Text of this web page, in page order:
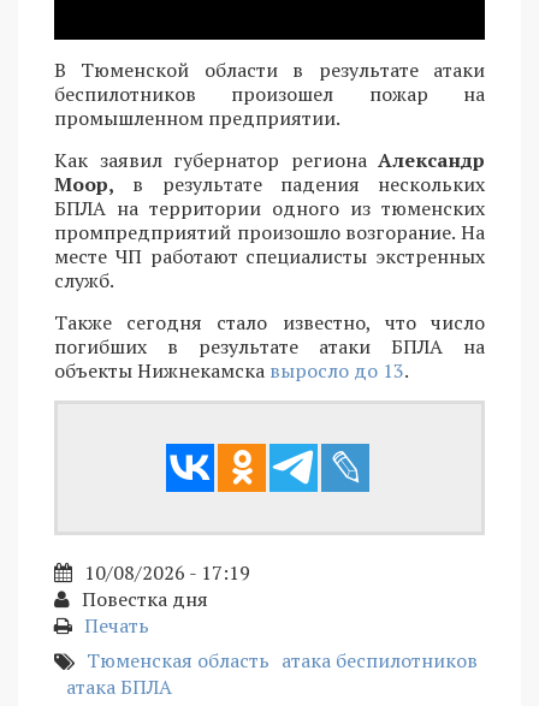
В Тюменской области в результате атаки
беспилотников произошел пожар на
промышленном предприятии.
Как заявил губернатор региона Александр
Моор, в результате падения нескольких
БПЛА на территории одного из тюменских
промпредприятий произошло возгорание. На
месте ЧП работают специалисты экстренных
служб.
Также сегодня стало известно, что число
погибших в результате атаки БПЛА на
объекты Нижнекамска выросло до 13.
10/08/2026 - 17:19
Повестка дня
Печать
Тюменская область атака беспилотников
атака БПЛА